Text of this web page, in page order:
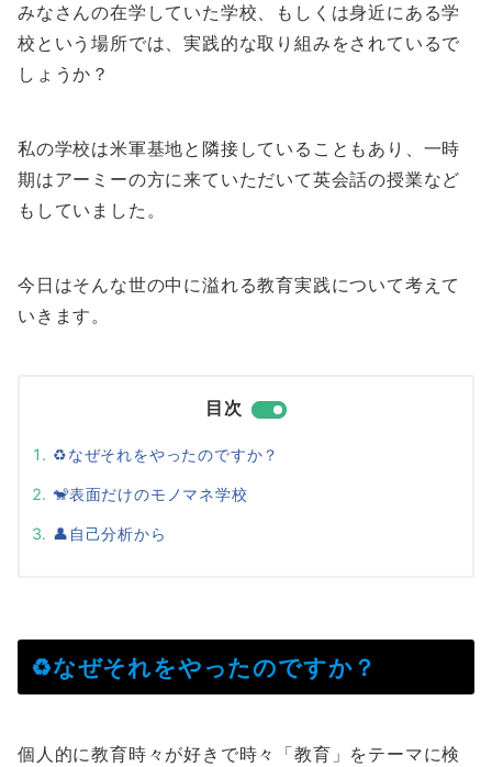
みなさんの在学していた学校、もしくは身近にある学
校という場所では、実践的な取り組みをされているで
しょうか？
私の学校は米軍基地と隣接していることもあり、一時
期はアーミーの方に来ていただいて英会話の授業など
もしていました。
今日はそんな世の中に溢れる教育実践について考えて
いきます。
目次
♻️なぜそれをやったのですか？
🐒表面だけのモノマネ学校
👤自己分析から
♻️なぜそれをやったのですか？
個人的に教育時々が好きで時々「教育」をテーマに検